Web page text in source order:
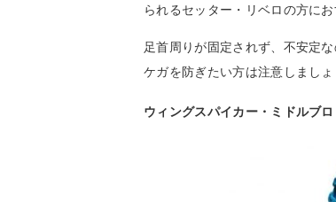
られるセッター・リベロの方にお
足首周りが固定されず、不安定
ケガを防ぎたい方は注意しましょ
ウィングスパイカー・ミドルブ